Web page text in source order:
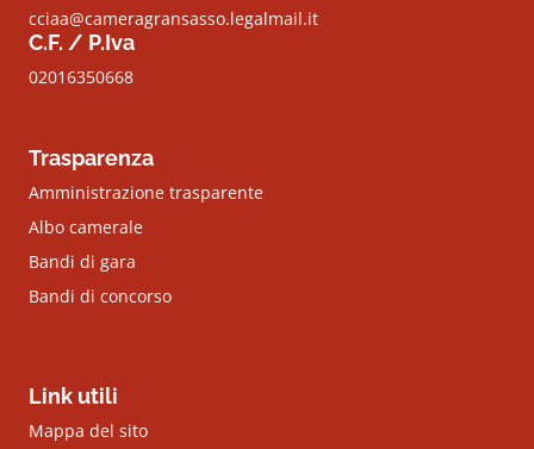
cciaa@cameragransasso.legalmail.it
C.F. / P.Iva
02016350668
Trasparenza
Amministrazione trasparente
Albo camerale
Bandi di gara
Bandi di concorso
Link utili
Mappa del sito